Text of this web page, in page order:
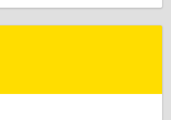
г, Рижский пр, дом №